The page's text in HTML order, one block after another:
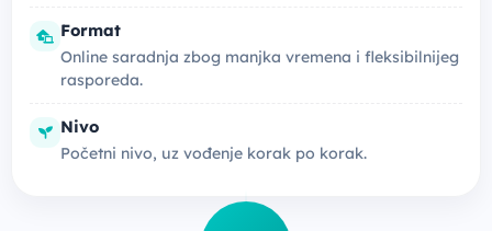
Format
Online saradnja zbog manjka vremena i fleksibilnijeg
rasporeda.
Nivo
Početni nivo, uz vođenje korak po korak.